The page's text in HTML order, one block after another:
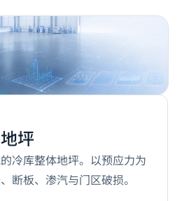
坪
冷库整体地坪。以预应力为
断板、渗汽与门区破损。